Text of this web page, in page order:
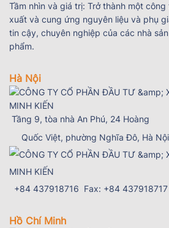
Tầm nhìn và giá trị: Trở thành một
xuất và cung ứng nguyên liệu và phụ
tin cậy, chuyên nghiệp của các nhà
phẩm.
Hà Nội
Tầng 9, tòa nhà An Phú, 24 Hoàng
Quốc Việt, phường Nghĩa Đô, Hà Nội
+84 437918716 Fax: +84 437918717
Hồ Chí Minh